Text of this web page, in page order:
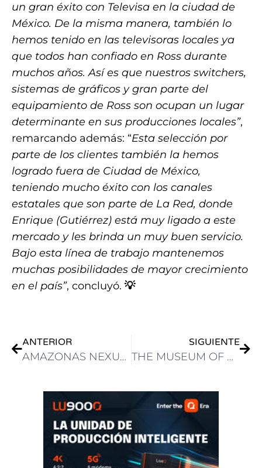
un gran éxito con Televisa en la ciudad de
México. De la misma manera, también lo
hemos tenido en las televisoras locales ya
que todos han confiado en Ross durante
muchos años. Así es que nuestros switchers,
sistemas de gráficos y gran parte del
equipamiento de Ross son ocupan un lugar
determinante en sus producciones locales”,
remarcando además: “Esta selección por
parte de los clientes también la hemos
logrado fuera de Ciudad de México,
teniendo mucho éxito con los canales
estatales que son parte de La Red, donde
Enrique (Gutiérrez) está muy ligado a este
mercado y les brinda un muy buen servicio.
Bajo esta línea de trabajo mantenemos
muchas posibilidades de mayor crecimiento
en el país”, concluyó. 💡
ANTERIOR
AMAZONAS NEXUS YA ESTA OPERATIVO
SIGUIENTE
THE MUSEUM OF MODERN ART UTILIZA SENNHEISER MOBILECONNECT